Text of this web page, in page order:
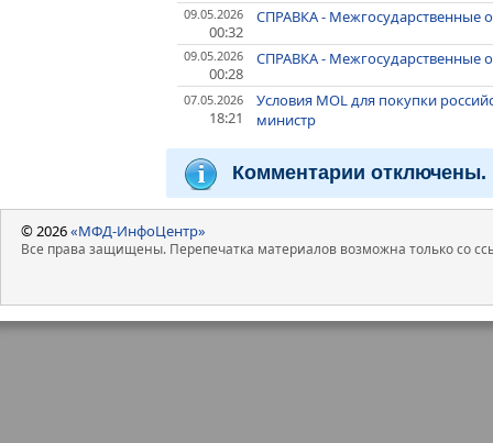
09.05.2026
00:32
СПРАВКА - Межгосударственные
09.05.2026
00:28
СПРАВКА - Межгосударственные
07.05.2026
18:21
Условия MOL для покупки
министр
Комментарии отключены.
© 2026«МФД-ИнфоЦентр»
Все права защищены. Перепечатка материалов возможна только со